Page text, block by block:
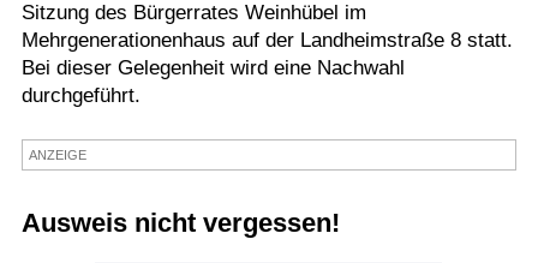
Verkehr
Gesundheit
Kultur
Sport
Kostenlos
Sitzung des Bürgerrates Weinhübel im
Mehrgenerationenhaus auf der Landheimstraße 8 statt.
Bei dieser Gelegenheit wird eine Nachwahl
durchgeführt.
ANZEIGE
Ausweis nicht vergessen!